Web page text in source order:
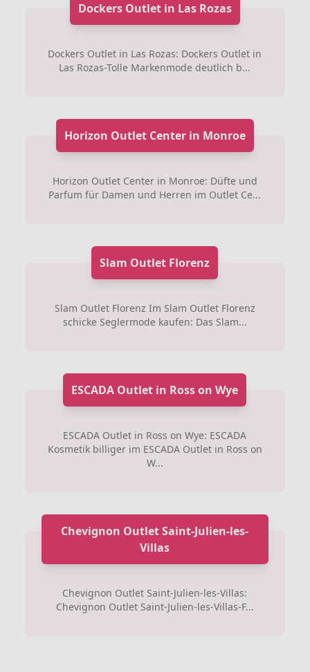
Dockers Outlet in Las Rozas
Dockers Outlet in Las Rozas: Dockers Outlet in
Las Rozas-Tolle Markenmode deutlich b...
Horizon Outlet Center in Monroe
Horizon Outlet Center in Monroe: Düfte und
Parfum für Damen und Herren im Outlet Ce...
Slam Outlet Florenz
Slam Outlet Florenz Im Slam Outlet Florenz
schicke Seglermode kaufen: Das Slam...
ESCADA Outlet in Ross on Wye
ESCADA Outlet in Ross on Wye: ESCADA
Kosmetik billiger im ESCADA Outlet in Ross on
W...
Chevignon Outlet Saint-Julien-les-
Villas
Chevignon Outlet Saint-Julien-les-Villas:
Chevignon Outlet Saint-Julien-les-Villas-F...